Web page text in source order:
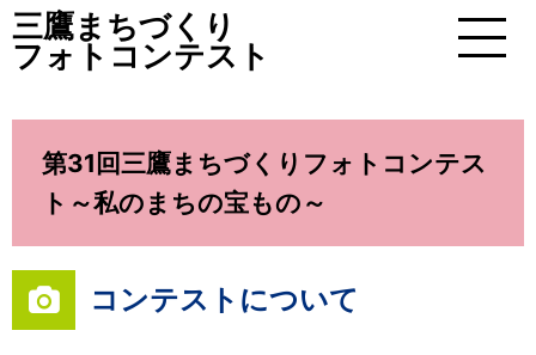
三鷹まちづくり
フォトコンテスト
第31回三鷹まちづくりフォトコンテス
ト～私のまちの宝もの～
コンテストについて